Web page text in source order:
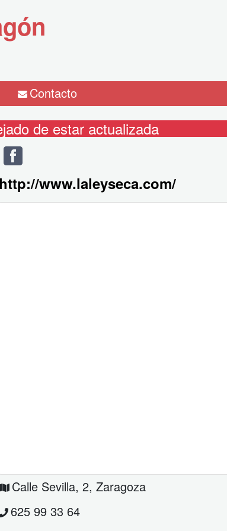
Contacto
de estar actualizada
http://www.laleyseca.com/
Calle Sevilla, 2, Zaragoza
625 99 33 64